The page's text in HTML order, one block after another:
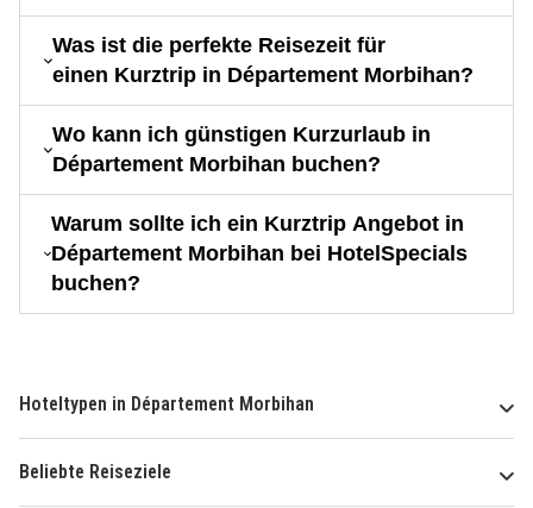
Was ist die perfekte Reisezeit für
einen Kurztrip in Département Morbihan?
Wo kann ich günstigen Kurzurlaub in
Département Morbihan buchen?
Warum sollte ich ein Kurztrip Angebot in
Département Morbihan bei HotelSpecials
buchen?
Hoteltypen in Département Morbihan
Beliebte Reiseziele